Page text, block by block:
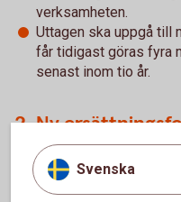
verksamheten.
Uttagen ska uppgå till
får tidigast göras fyra
senast inom tio år.
2. Ny
Skogsägare som får
Svenska